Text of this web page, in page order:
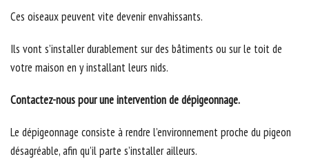
Ces oiseaux peuvent vite devenir envahissants.
Ils vont s’installer durablement sur des bâtiments ou sur le toit de
votre maison en y installant leurs nids.
Contactez-nous pour une intervention de dépigeonnage.
Le dépigeonnage consiste à rendre l’environnement proche du pigeon
désagréable, afin qu’il parte s’installer ailleurs.